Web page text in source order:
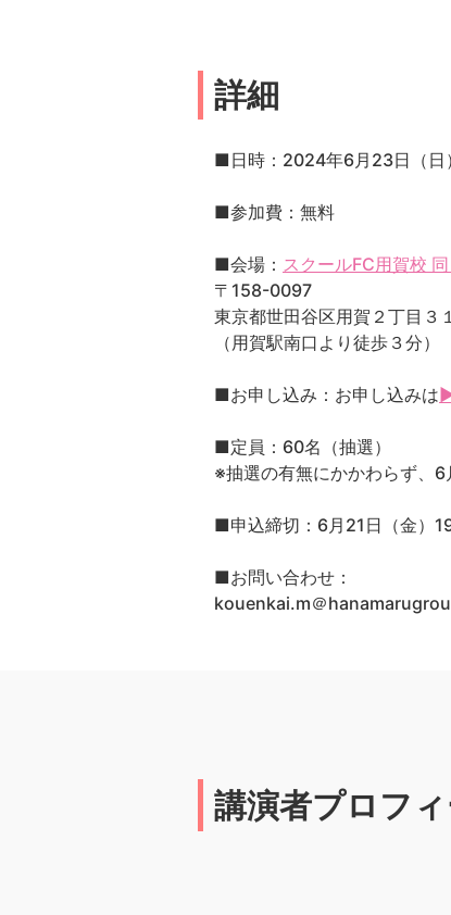
詳細
■日時：2024年6月23日（
■参加費：無料
■会場： スクールFC用賀校
〒158-0097
東京都世田谷区用賀２丁目
（用賀駅南口より徒歩３分）
■お申し込み：お申し込みは
■定員：60名（抽選）
※抽選の有無にかかわらず、6
■申込締切：6月21日（金）
■お問い合わせ：
kouenkai.m＠
講演者プロフ